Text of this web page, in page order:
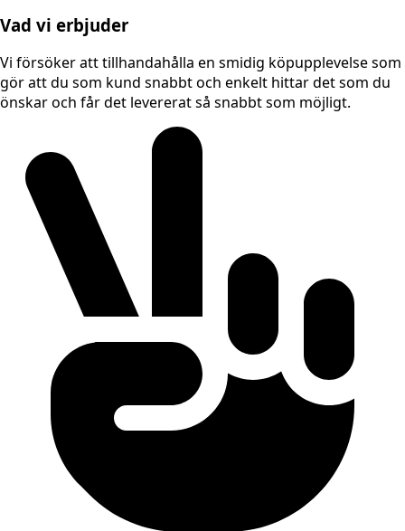
Vad vi erbjuder
Vi försöker att tillhandahålla en smidig köpupplevelse som
gör att du som kund snabbt och enkelt hittar det som du
önskar och får det levererat så snabbt som möjligt.